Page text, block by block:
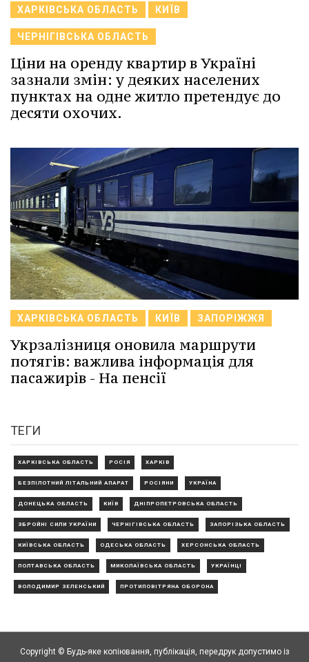
ХАРКІВСЬКА ОБЛАСТЬ КИЇВ
ЧЕРНІГІВСЬКА ОБЛАСТЬ
Ціни на оренду квартир в Україні
зазнали змін: у деяких населених
пунктах на одне житло претендує до
десяти охочих.
ХАРКІВСЬКА ОБЛАСТЬ КИЇВ ЗАПОРІЖЖЯ
Укрзалізниця оновила маршрути
потягів: важлива інформація для
пасажирів - На пенсії
ТЕГИ
ХАРКІВСЬКА ОБЛАСТЬ РОСІЯ ХАРКІВ
БЕЗПІЛОТНИЙ ЛІТАЛЬНИЙ АПАРАТ РОСІЯНИ УКРАЇНА
ДОНЕЦЬКА ОБЛАСТЬ КИЇВ ДНІПРОПЕТРОВСЬКА ОБЛАСТЬ
ЗБРОЙНІ СИЛИ УКРАЇНИ ЧЕРНІГІВСЬКА ОБЛАСТЬ ЗАПОРІЗЬКА ОБЛАСТЬ
КИЇВСЬКА ОБЛАСТЬ ОДЕСЬКА ОБЛАСТЬ ХЕРСОНСЬКА ОБЛАСТЬ
ПОЛТАВСЬКА ОБЛАСТЬ МИКОЛАЇВСЬКА ОБЛАСТЬ УКРАЇНЦІ
ВОЛОДИМИР ЗЕЛЕНСЬКИЙ ПРОТИПОВІТРЯНА ОБОРОНА
Copyright © Будь-яке копiювання, публiкацiя, передрук допустимо із